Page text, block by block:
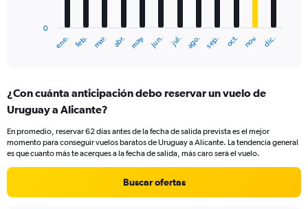
Range:
12
The
chart
axis
ene. feb. mar. abr. may. jun. jul. ago. sep. oct. nov. dic.
0
¿Con cuánta anticipación debo reservar un vuelo de
Uruguay a Alicante?
En promedio, reservar 62 días antes de la fecha de salida prevista es el mejor
momento para conseguir vuelos baratos de Uruguay a Alicante. La tendencia general
es que cuanto más te acerques a la fecha de salida, más caro será el vuelo.
Buscar ofertas